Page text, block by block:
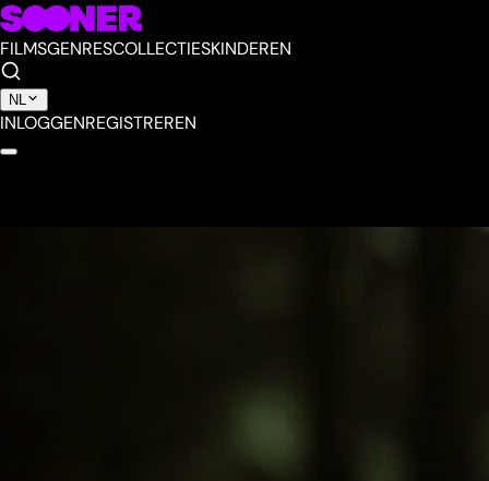
FILMSGENRESCOLLECTIESKINDEREN
NL
INLOGGENREGISTREREN